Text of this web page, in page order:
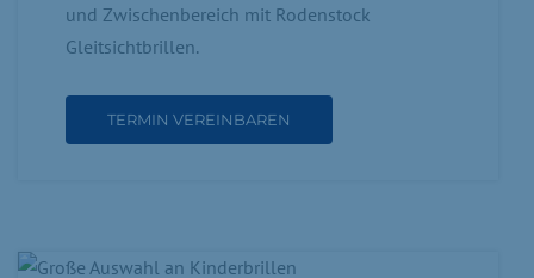
und Zwischenbereich mit Rodenstock
Gleitsichtbrillen.
TERMIN VEREINBAREN